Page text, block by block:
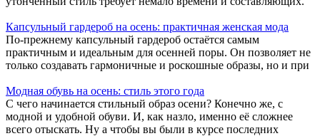
Капсульный гардероб на осень: практичная женская мода
По-прежнему капсульный гардероб остаётся самым
практичным и идеальным для осенней поры. Он позволяет не
только создавать гармоничные и роскошные образы, но и при
Модная обувь на осень: стиль этого года
С чего начинается стильный образ осени? Конечно же, с
модной и удобной обуви. И, как назло, именно её сложнее
всего отыскать. Ну а чтобы вы были в курсе последних